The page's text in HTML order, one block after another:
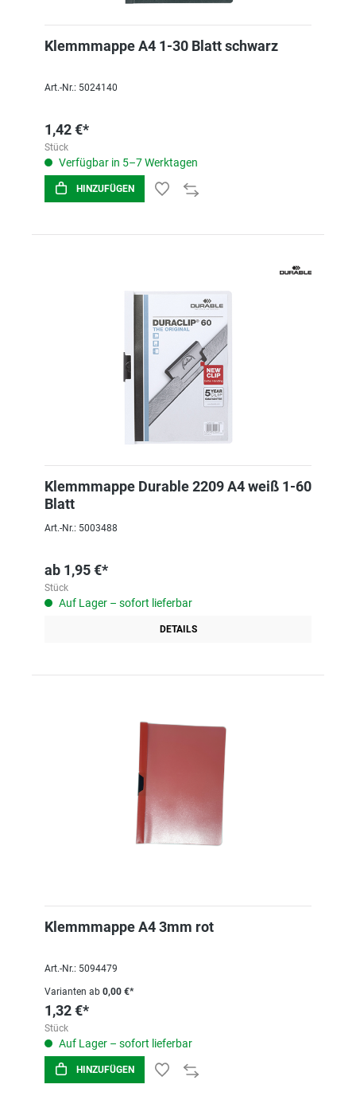
Klemmmappe A4 1-30 Blatt schwarz
Art.-Nr.: 5024140
1,42 €*
Stück
Verfügbar in 5–7 Werktagen
HINZUFÜGEN
Klemmmappe Durable 2209 A4 weiß 1-60
Blatt
Art.-Nr.: 5003488
ab 1,95 €*
Stück
Auf Lager – sofort lieferbar
DETAILS
Klemmmappe A4 3mm rot
Art.-Nr.: 5094479
Varianten ab 0,00 €*
1,32 €*
Stück
Auf Lager – sofort lieferbar
HINZUFÜGEN